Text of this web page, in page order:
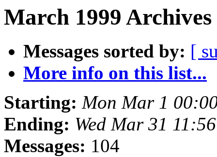
March 1999
Messages sorted by: [
More info on this list...
Starting: Mon Mar 1
Ending: Wed Mar 31
Messages: 104